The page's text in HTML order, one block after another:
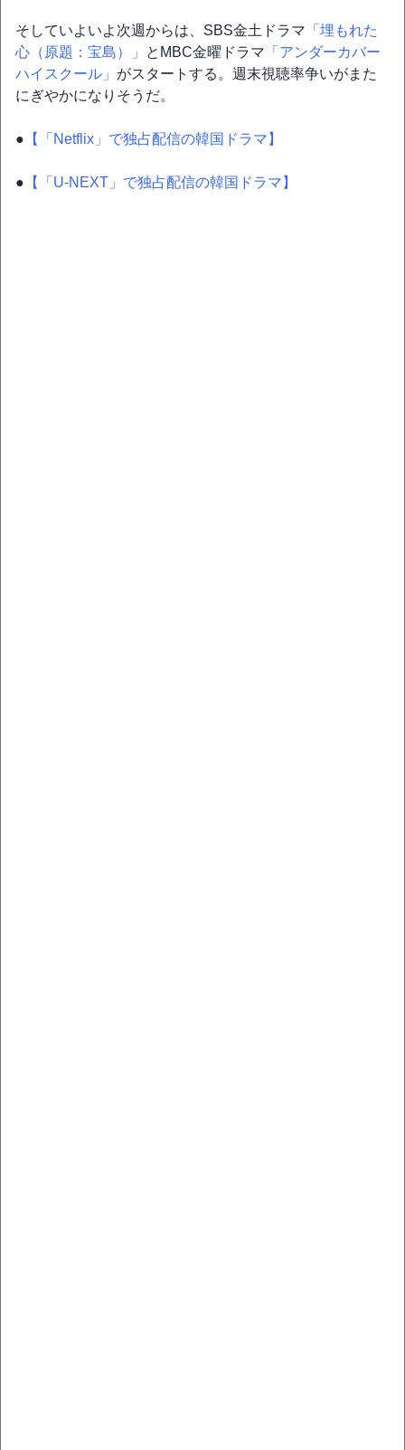
そしていよいよ次週からは、SBS金土ドラマ 「埋もれた
心（原題：宝島）」
とMBC金曜ドラマ 「アンダーカバー
ハイスクール」 がスタートする。週末視聴率争いがまた
にぎやかになりそうだ。
● 【「Netflix」で独占配信の韓国ドラマ】
● 【「U-NEXT」で独占配信の韓国ドラマ】